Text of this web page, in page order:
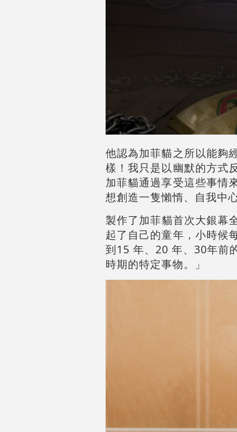
他認為加菲貓之所以能夠
樣！我只是以幽默的方式
加菲貓通過享受這些事情
想創造一隻懶惰、自我中
製作了加菲貓首次大銀幕
起了自己的童年，小時候
到15 年、20 年、30年前
時期的特定事物。」